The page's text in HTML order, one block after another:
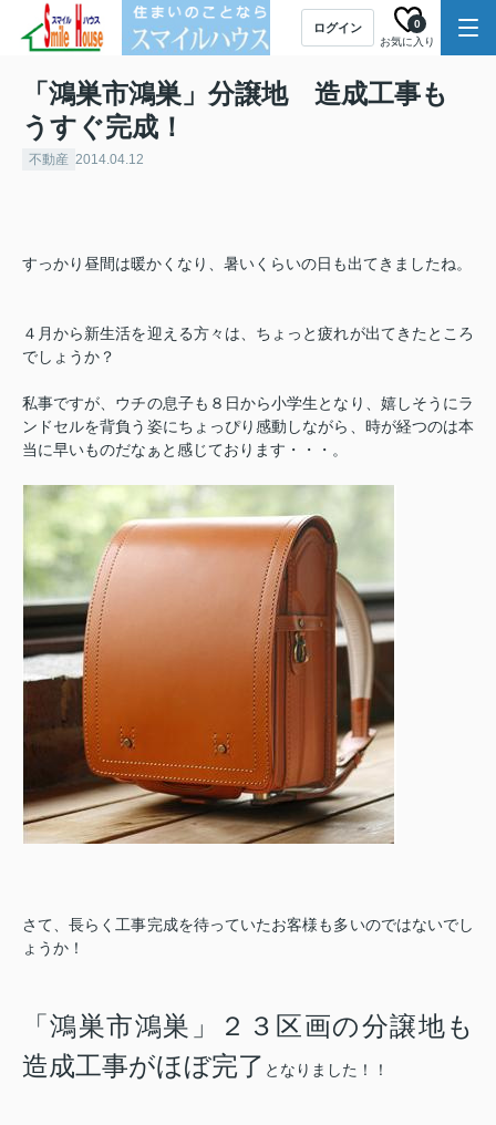
ログイン
お気に入り
0
「鴻巣市鴻巣」分譲地 造成工事も
うすぐ完成！
不動産 2014.04.12
すっかり昼間は暖かくなり、暑いくらいの日も出てきましたね。
４月から新生活を迎える方々は、ちょっと疲れが出てきたところ
でしょうか？
私事ですが、ウチの息子も８日から小学生となり、嬉しそうにラ
ンドセルを背負う姿にちょっぴり感動しながら、時が経つのは本
当に早いものだなぁと感じております・・・。
さて、長らく工事完成を待っていたお客様も多いのではないでし
ょうか！
「鴻巣市鴻巣」２３区画の分譲地も
造成工事がほぼ完了 となりました！！